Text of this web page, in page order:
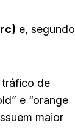
e, segundo
tráfico de
e “orange
maior